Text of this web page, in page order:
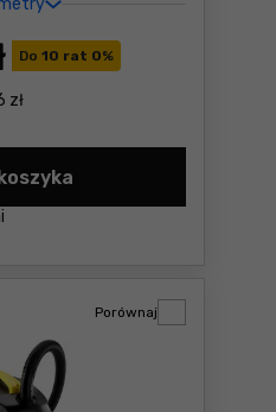
Do 10 rat 0%
zł
Odkurzacz domowy Makita
Porównaj